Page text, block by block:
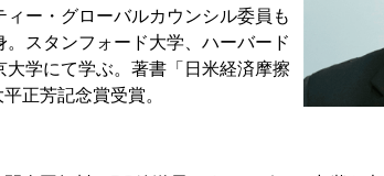
ー・グローバルカウンシル委員も
スタンフォード大学、ハーバード
学にて学ぶ。著書「日米経済摩擦
正芳記念賞受賞。